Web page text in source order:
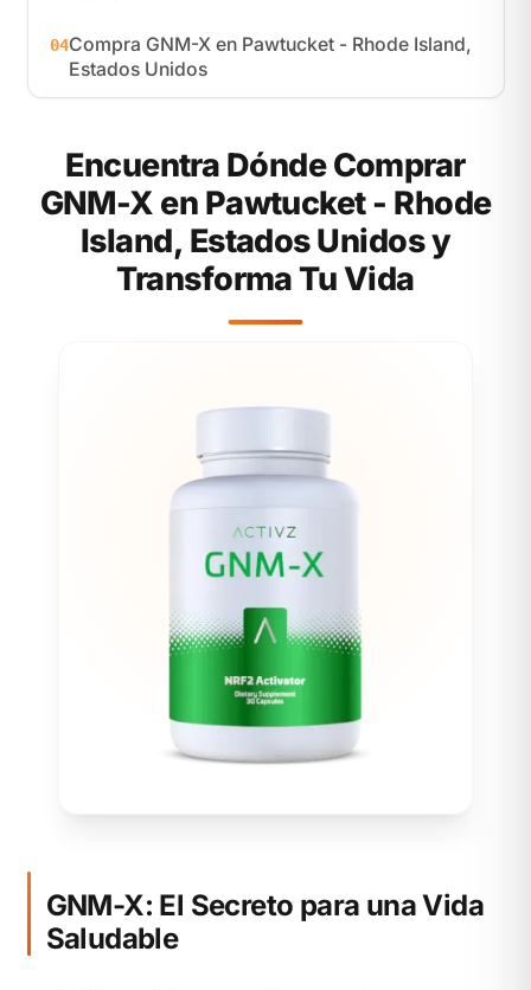
04Compra GNM-X en Pawtucket - Rhode Island,
Estados Unidos
Encuentra Dónde Comprar
GNM-X en Pawtucket - Rhode
Island, Estados Unidos y
Transforma Tu Vida
GNM-X: El Secreto para una Vida
Saludable